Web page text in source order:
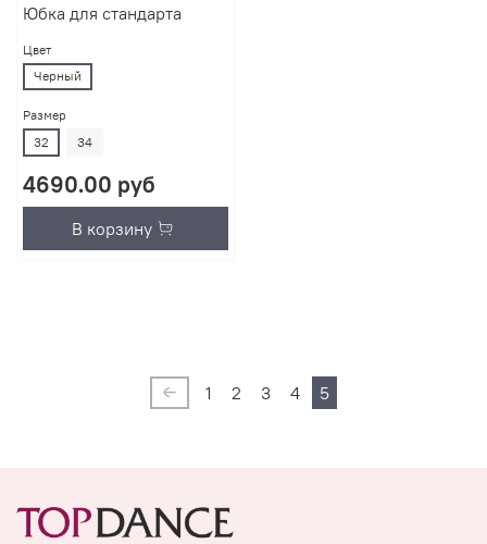
Юбка для стандарта
Цвет
Черный
Размер
32
34
4690.00 руб
В корзину
1 2 3 4 5